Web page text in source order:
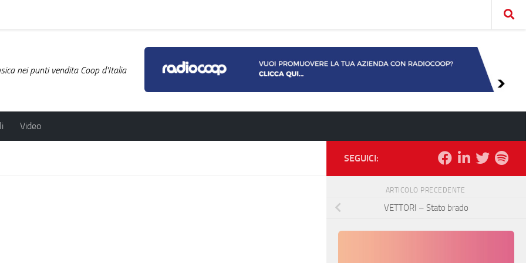
nei punti vendita Coop d'Italia
Video
SEGUICI:
ARTICOLO PRECEDENTE
VETTORI – Stato brado